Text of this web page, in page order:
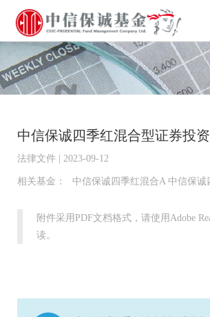
中信保诚四季红混合型证券投
法律文件 | 2023-09-12
相关基金： 中信保诚四季红混合A 中信保诚
附件采用PDF文档格式，请使用Adobe
读。